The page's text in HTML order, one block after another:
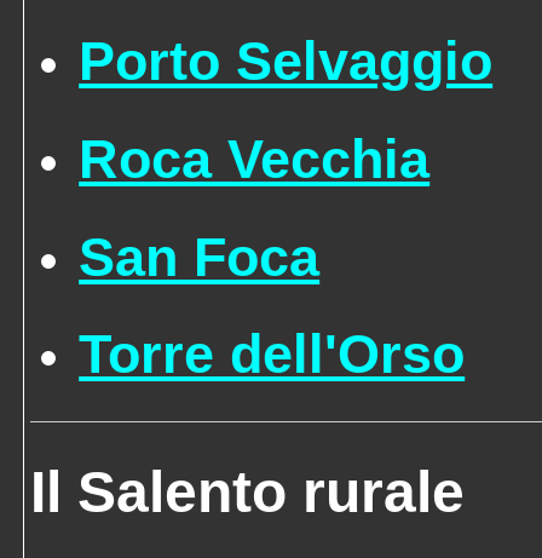
Porto Selvaggio
Roca Vecchia
San Foca
Torre dell'Orso
Il Salento rurale